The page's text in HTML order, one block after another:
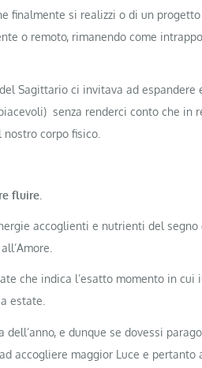
finalmente si realizzi o di un
o remoto, rimanendo come
Sagittario ci invitava ad espandere
senza renderci conto che in
corpo fisico.
fluire.
accoglienti e nutrienti del segno
che indica l’esatto momento in cui
estate.
e dunque se dovessi
accogliere maggior Luce e pertanto